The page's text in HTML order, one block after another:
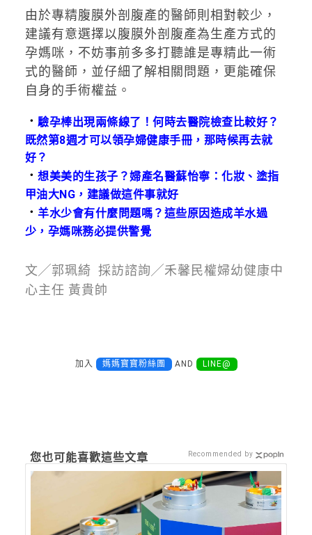
由於專精腹膜外剖腹產的醫師則相對較少，
建議有意選擇以腹膜外剖腹產為生產方式的
孕媽咪，不妨事前多多打聽誰是專精此一術
式的醫師，並仔細了解相關問題，更能確保
自身的手術權益。
．驗孕棒出現兩條線了！何時去醫院檢查比較好？
既然第8週才可以領孕婦健康手冊，那時候再去就
好？
．想美美的生孩子？婦產名醫蘇怡寧：化妝、塗指
甲油大NG，建議做這件事就好
．羊水少會有什麼問題嗎？這些原因造成羊水過
少，孕媽咪務必提供警覺
文╱郭珮綺 採訪諮詢╱禾馨民權婦幼健康中
心主任 黃貴帥
加入 媽媽寶寶粉絲團 AND LINE@
您也可能喜歡這些文章 Recommended by